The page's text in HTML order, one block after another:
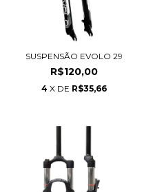
SUSPENSÃO EVOLO 29
R$120,00
4 X DE R$35,66